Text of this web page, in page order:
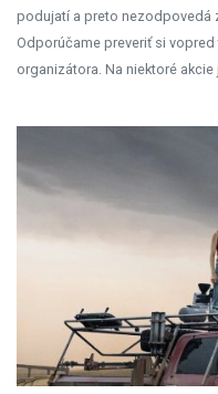
podujatí a preto nezodpovedá
Odporúčame preveriť si
organizátora. Na niektoré